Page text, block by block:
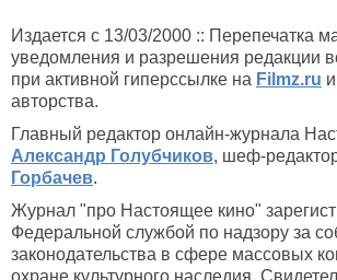
Издается с 13/03/2000 :: Перепечатка
уведомления и разрешения редакции
при активной гиперссылке на Filmz.ru
авторства.
Главный редактор онлайн-журнала
Александр Голубчиков, шеф-
Горбачев.
Журнал "про Настоящее кино"
Федеральной службой по надзору за
законодательства в сфере массовых
охране культурного наследия.